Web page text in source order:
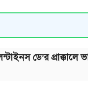
ডে’র